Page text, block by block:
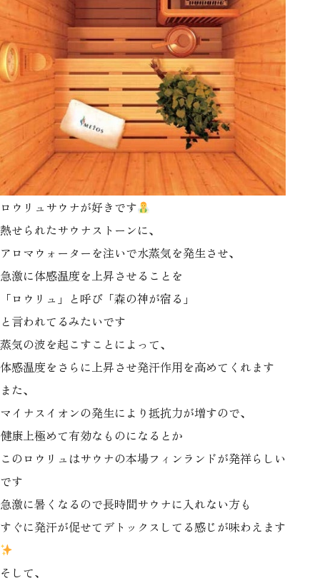
ロウリュサウナが好きです
熱せられたサウナストーンに、
アロマウォーターを注いで水蒸気を発生させ、
急激に体感温度を上昇させることを
「ロウリュ」と呼び「森の神が宿る」
と言われてるみたいです
蒸気の波を起こすことによって、
体感温度をさらに上昇させ発汗作用を高めてくれます
また、
マイナスイオンの発生により抵抗力が増すので、
健康上極めて有効なものになるとか
このロウリュはサウナの本場フィンランドが発祥らしい
です
急激に暑くなるので長時間サウナに入れない方も
すぐに発汗が促せてデトックスしてる感じが味わえます
そして、